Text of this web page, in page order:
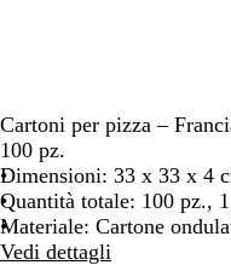
Cartoni per pizza –
100 pz.
Dimensioni: 33 x 33 x 4
Quantità totale: 100 pz.,
Materiale: Cartone
Vedi dettagli